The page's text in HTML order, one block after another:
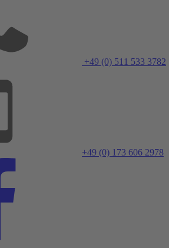
+49 (0) 511 533 3782
+49 (0) 173 606 2978